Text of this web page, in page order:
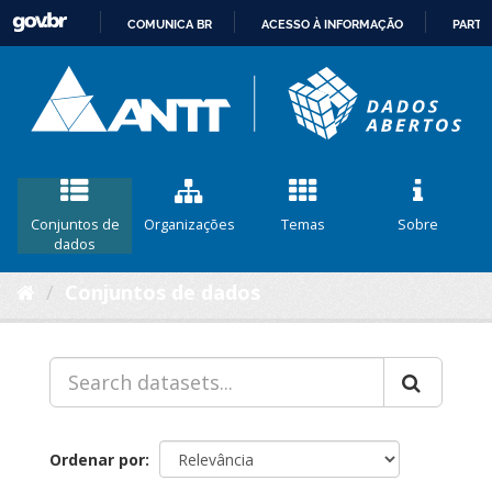
CONTEÚDO
COMUNICA BR ACESSO À INFORMAÇÃO
Conjuntos de
dados
Organizações Temas Sobre
Ordenar por